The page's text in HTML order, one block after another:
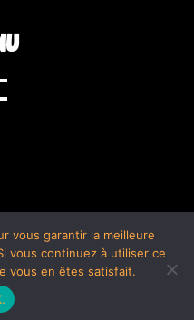
& JORDAN PROD
vous garantir la meilleure
vous continuez à utiliser ce
vous en êtes satisfait.